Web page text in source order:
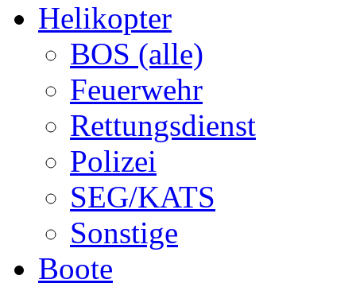
Helikopter
BOS (alle)
Feuerwehr
Rettungsdienst
Polizei
SEG/KATS
Sonstige
Boote